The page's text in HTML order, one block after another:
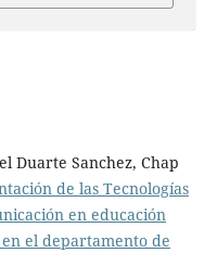
Duarte Sanchez, Chap
de las Tecnologías
en educación
el departamento de